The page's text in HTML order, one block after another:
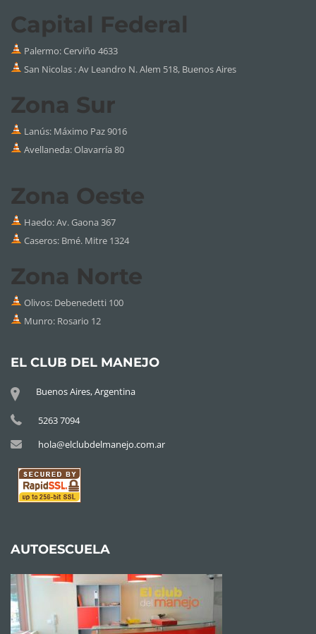
Capital Federal
Palermo:Cerviño 4633
San Nicolas : Av Leandro N. Alem 518, Buenos Aires
Zona Sur
Lanús: Máximo Paz 9016
Avellaneda: Olavarría 80
Zona Oeste
Haedo: Av. Gaona 367
Caseros: Bmé. Mitre 1324
Zona Norte
Olivos: Debenedetti 100
Munro: Rosario 12
EL CLUB DEL MANEJO
Buenos Aires, Argentina
5263 7094
hola@elclubdelmanejo.com.ar
AUTOESCUELA